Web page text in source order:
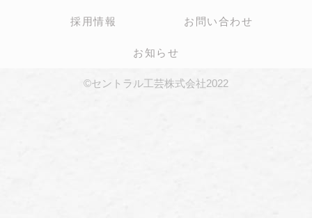
採用情報 お問い合わせ
お知らせ
©セントラル工芸株式会社2022